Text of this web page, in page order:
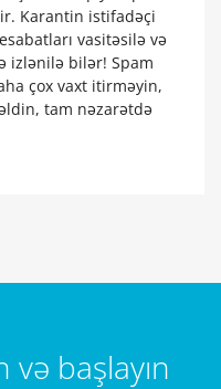
Karantin istifadəçi
vasitəsilə və
izlənilə bilər! Spam
çox vaxt itirməyin,
tam nəzarətdə
başlayın